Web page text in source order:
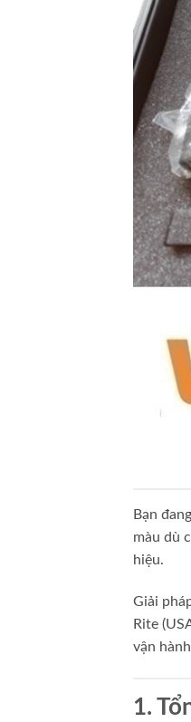
Bạn
màu dù
hiệu.
Giải
Rite
vận
1.